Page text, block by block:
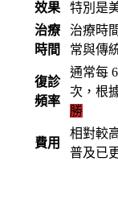
效果
特別是
治療
時間
治療時
常與傳
復診
頻率
通常每
次，根
勝
費用
相對較
普及已